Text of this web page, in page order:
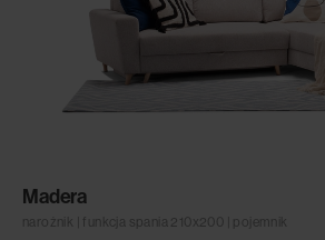
Madera
narożnik | funkcja spania 210x200 | pojemnik